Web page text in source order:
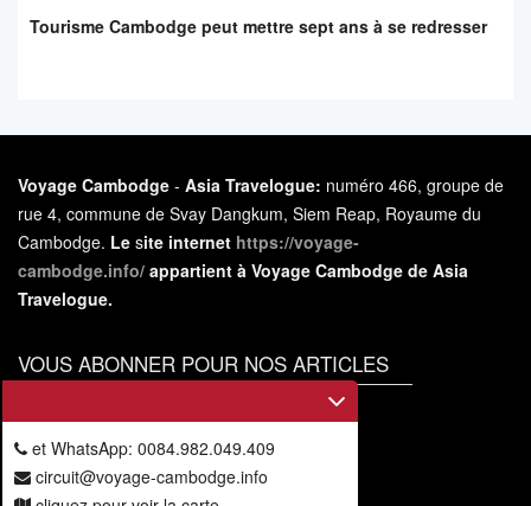
Tourisme Cambodge peut mettre sept ans à se redresser
Voyage Cambodge - Asia Travelogue: numéro 466, groupe de
rue 4, commune de Svay Dangkum, Siem Reap, Royaume du
Cambodge. Le site internet https://voyage-
cambodge.info/ appartient à Voyage Cambodge de Asia
Travelogue.
VOUS ABONNER POUR NOS ARTICLES
abonner
et WhatsApp: 0084.982.049.409
circuit@voyage-cambodge.info